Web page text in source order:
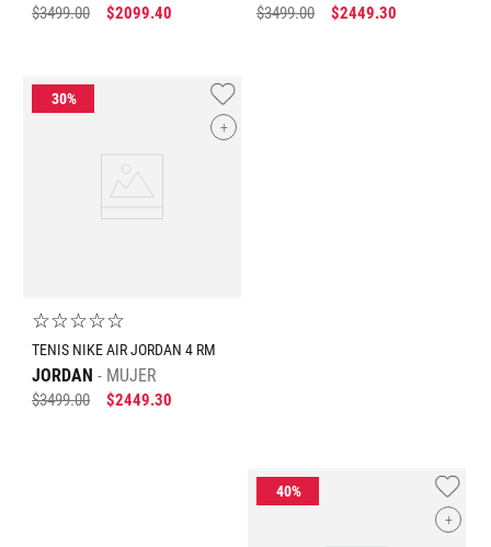
$3499.00 $2099.40 $3499.00 $2449.30
+
☆☆☆☆☆
TENIS NIKE AIR JORDAN 4 RM
JORDAN MUJER
$3499.00 $2449.30
+